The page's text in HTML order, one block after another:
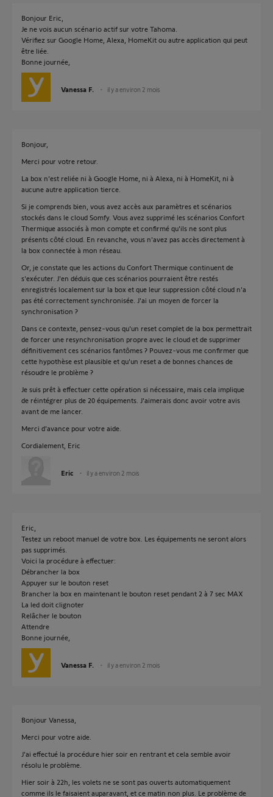
Bonjour Eric,
Je ne vois aucun scénario actif sur votre Tahoma.
Vérifiez sur Google Home, Alexa, HomeKit ou autre application qui peut
être liée.
Bonne journée,
Vanessa F. il y a environ 2 mois
Bonjour,
Merci pour votre retour.
La box n'est reliée ni à Google Home, ni à Alexa, ni à HomeKit, ni à
aucune autre application tierce.
Si je comprends bien, vous avez accès aux paramètres et scénarios
stockés dans le cloud Somfy. Vous avez supprimé les scénarios Confort
Thermique associés à mon compte et confirmé qu'ils ne sont plus
présents côté cloud. En revanche, vous n'avez pas accès directement à
la box connectée à mon réseau.
Or, je constate que les actions du Confort Thermique continuent de
s'exécuter. J'en déduis que ces scénarios pourraient être restés
enregistrés localement sur la box et que leur suppression côté cloud n'a
pas été correctement synchronisée. J'ai un moyen de forcer la
synchronisation ?
Dans ce contexte, pensez-vous qu'un reset complet de la box permettrait
de forcer une resynchronisation propre avec le cloud et de supprimer
définitivement ces scénarios fantômes ? Pouvez-vous me confirmer que
cette hypothèse est plausible et qu'un reset a de bonnes chances de
résoudre le problème ?
Je suis prêt à effectuer cette opération si nécessaire, mais cela implique
de réintégrer plus de 20 équipements. J'aimerais donc avoir votre avis
avant de me lancer.
Merci d'avance pour votre aide.
Cordialement, Eric
Eric il y a environ 2 mois
Eric,
Testez un reboot manuel de votre box. Les équipements ne seront alors
pas supprimés.
Voici la procédure à effectuer:
Débrancher la box
Appuyer sur le bouton reset
Brancher la box en maintenant le bouton reset pendant 2 à 7 sec MAX
La led doit clignoter
Relâcher le bouton
Attendre
Bonne journée,
Vanessa F. il y a environ 2 mois
Bonjour Vanessa,
Merci pour votre aide.
J'ai effectué la procédure hier soir en rentrant et cela semble avoir
résolu le problème.
Hier soir à 22h, les volets ne se sont pas ouverts automatiquement
comme ils le faisaient auparavant, et ce matin non plus. Le problème de